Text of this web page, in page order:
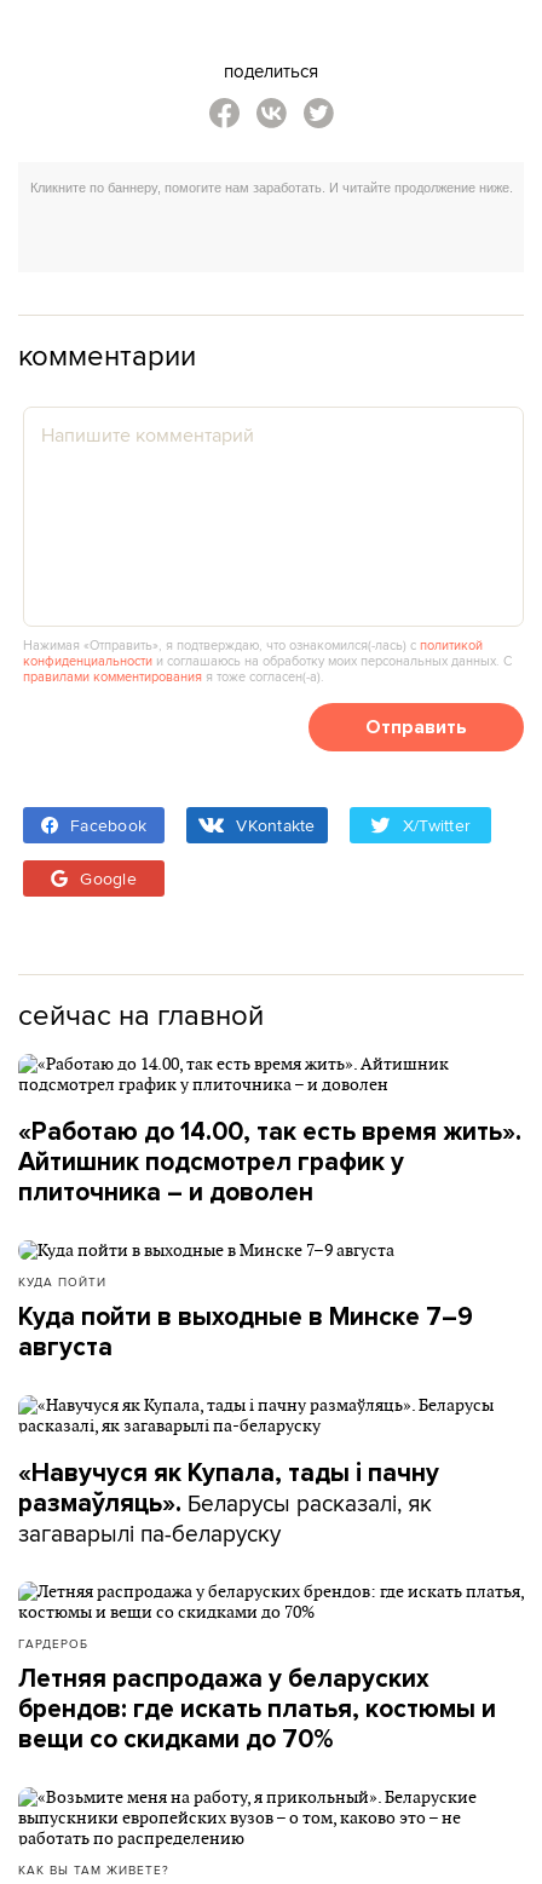
поделиться
комментарии
Нажимая «Отправить», я подтверждаю, что ознакомился(‑лась) сполитикой
конфиденциальности и соглашаюсь на обработку моих персональных данных. С
правилами комментирования я тоже согласен(‑а).
Отправить
Facebook VKontakte X/Twitter
Google
сейчас на главной
«Работаю до 14.00, так есть время жить».
Айтишник подсмотрел график у
плиточника – и доволен
КУДА ПОЙТИ
Куда пойти в выходные в Минске 7–9
августа
«Навучуся як Купала, тады і пачну
размаўляць». Беларусы расказалі, як
загаварылі па-беларуску
ГАРДЕРОБ
Летняя распродажа у беларуских
брендов: где искать платья, костюмы и
вещи со скидками до 70%
КАК ВЫ ТАМ ЖИВЕТЕ?